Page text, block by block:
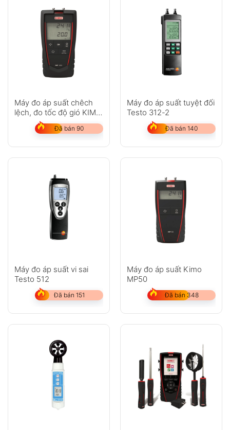
Máy đo áp suất chêch
lệch, đo tốc độ gió KIMO
MP120
Đã bán 90
Máy đo áp suất tuyệt đối
Testo 312-2
Đã bán 140
Máy đo áp suất vi sai
Testo 512
Đã bán 151
Máy đo áp suất Kimo
MP50
Đã bán 348